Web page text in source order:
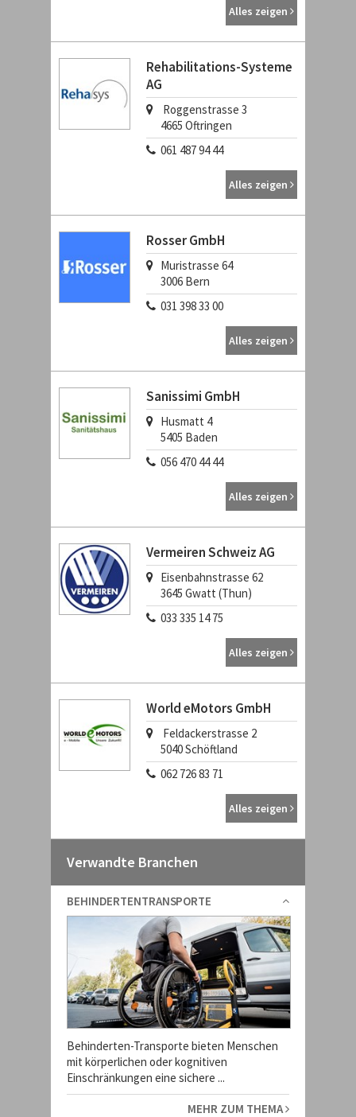
Alles zeigen
Rehabilitations-Systeme
AG
Roggenstrasse 3
4665 Oftringen
061 487 94 44
Alles zeigen
Rosser GmbH
Muristrasse 64
3006 Bern
031 398 33 00
Alles zeigen
Sanissimi GmbH
Husmatt 4
5405 Baden
056 470 44 44
Alles zeigen
Vermeiren Schweiz AG
Eisenbahnstrasse 62
3645 Gwatt (Thun)
033 335 14 75
Alles zeigen
World eMotors GmbH
Feldackerstrasse 2
5040Schöftland
062 726 83 71
Alles zeigen
Verwandte Branchen
BEHINDERTENTRANSPORTE
Behinderten-Transporte bieten Menschen
mit körperlichen oder kognitiven
Einschränkungen eine sichere ...
MEHR ZUM THEMA